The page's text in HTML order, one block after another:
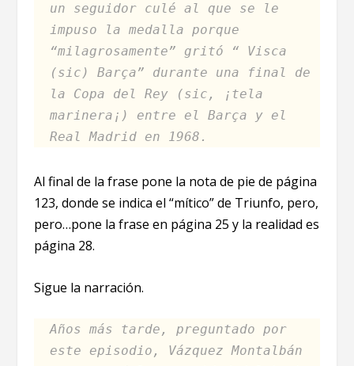
un seguidor culé al que se le
impuso la medalla porque
“milagrosamente” gritó “ Visca
(sic) Barça” durante una final de
la Copa del Rey
(sic, ¡tela
marinera¡)
entre el Barça y el
Real Madrid en 1968.
Al final de la frase pone la nota de pie de página
123, donde se indica el “mítico” de Triunfo, pero,
pero…pone la frase en página 25 y la realidad es
página 28.
Sigue la narración.
Años más tarde, preguntado por
este episodio, Vázquez Montalbán